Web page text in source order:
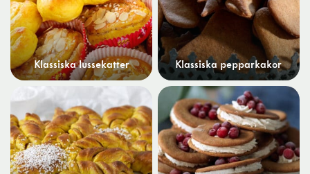
Klassiska lussekatter Klassiska pepparkakor